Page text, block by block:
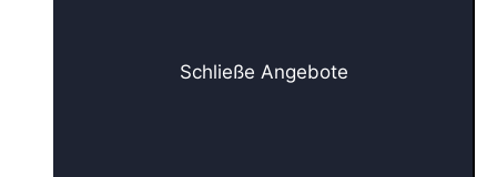
Schließe Angebote